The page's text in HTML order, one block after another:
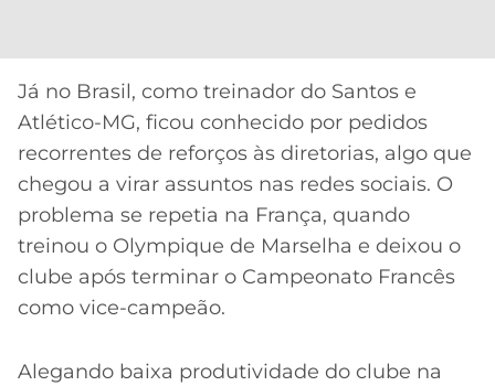
Já no Brasil, como treinador do Santos e
Atlético-MG, ficou conhecido por pedidos
recorrentes de reforços às diretorias, algo que
chegou a virar assuntos nas redes sociais. O
problema se repetia na França, quando
treinou o Olympique de Marselha e deixou o
clube após terminar o Campeonato Francês
como vice-campeão.
Alegando baixa produtividade do clube na